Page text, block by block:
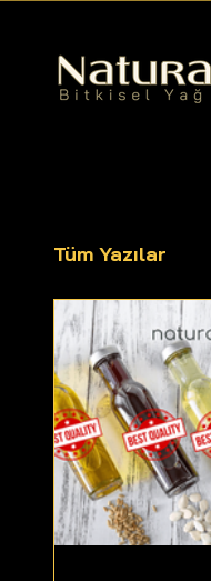
Tüm Yazılar